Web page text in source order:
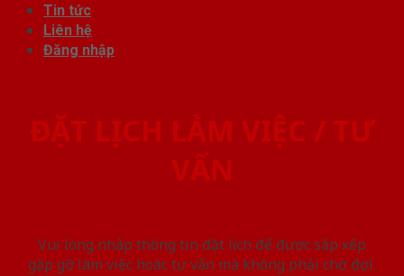
Tin tức
Liên hệ
Đăng nhập
ĐẶT LỊCH LÀM VIỆC / TƯ
VẤN
Vui lòng nhập thông tin đặt lịch để được sắp xếp
gặp gỡ làm việc hoăc tư vấn mà không phải chờ đợi.